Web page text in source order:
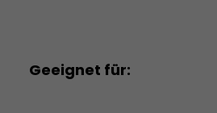
Geeignet für: